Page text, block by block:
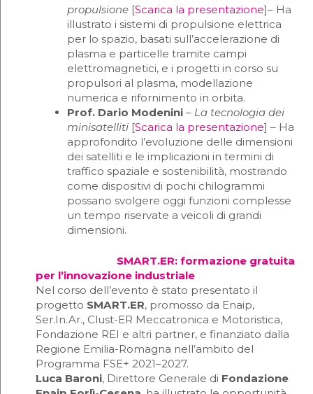
propulsione [Scarica la presentazione]– Ha
illustrato i sistemi di propulsione elettrica
per lo spazio, basati sull’accelerazione di
plasma e particelle tramite campi
elettromagnetici, e i progetti in corso su
propulsori al plasma, modellazione
numerica e rifornimento in orbita.
Prof. Dario Modenini – La tecnologia dei
minisatelliti [Scarica la presentazione] – Ha
approfondito l’evoluzione delle dimensioni
dei satelliti e le implicazioni in termini di
traffico spaziale e sostenibilità, mostrando
come dispositivi di pochi chilogrammi
possano svolgere oggi funzioni complesse
un tempo riservate a veicoli di grandi
dimensioni.
SMART.ER: formazione gratuita
per l’innovazione industriale
Nel corso dell’evento è stato presentato il
progetto SMART.ER, promosso da Enaip,
Ser.In.Ar., Clust-ER Meccatronica e Motoristica,
Fondazione REI e altri partner, e finanziato dalla
Regione Emilia-Romagna nell’ambito del
Programma FSE+ 2021–2027.
Luca Baroni, Direttore Generale di Fondazione